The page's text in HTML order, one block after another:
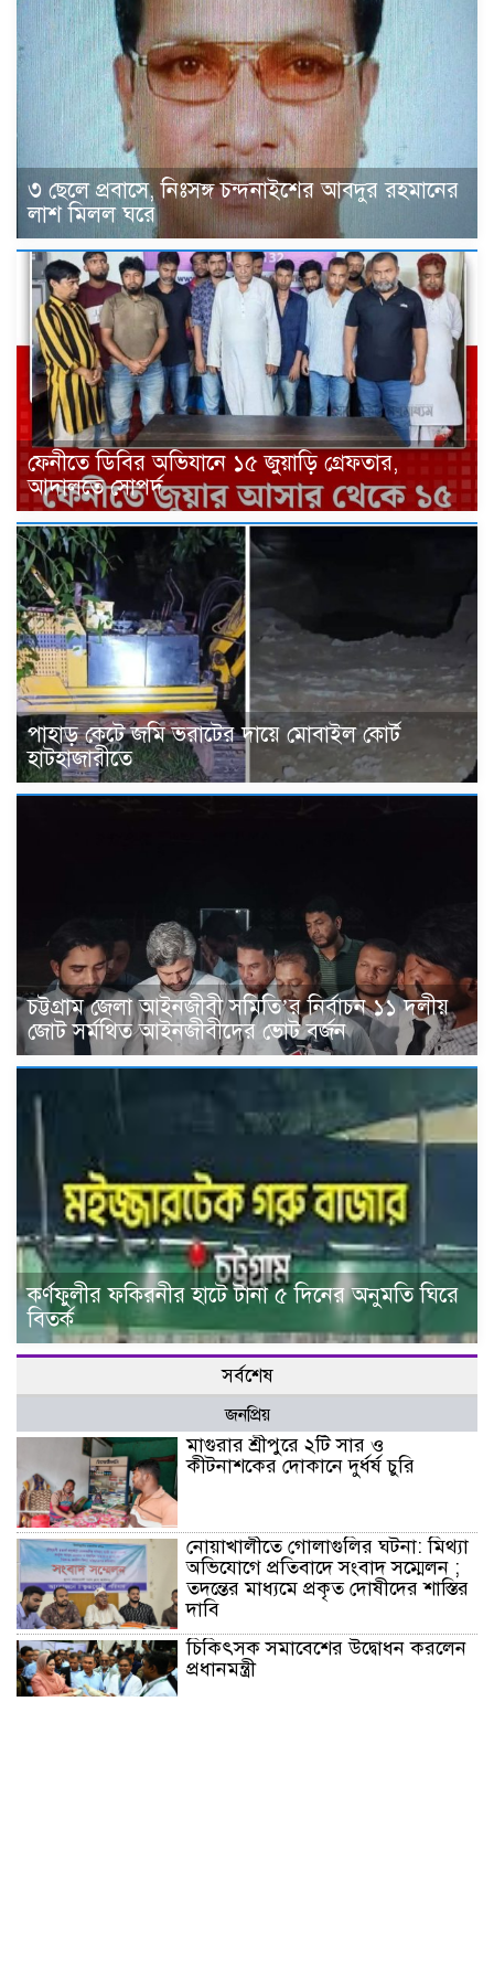
৩ ছেলে প্রবাসে, নিঃসঙ্গ চন্দনাইশের আবদুর রহমানের
লাশ মিলল ঘরে
ফেনীতে ডিবির অভিযানে ১৫ জুয়াড়ি গ্রেফতার,
আদালতে সোপর্দ
পাহাড় কেটে জমি ভরাটের দায়ে মোবাইল কোর্ট
হাটহাজারীতে
চট্টগ্রাম জেলা আইনজীবী সমিতি’র নির্বাচন ১১ দলীয়
জোট সর্মথিত আইনজীবীদের ভোট বর্জন
কর্ণফুলীর ফকিরনীর হাটে টানা ৫ দিনের অনুমতি ঘিরে
বিতর্ক
সর্বশেষ
জনপ্রিয়
মাগুরার শ্রীপুরে ২টি সার ও
কীটনাশকের দোকানে দুর্ধর্ষ চুরি
নোয়াখালীতে গোলাগুলির ঘটনা: মিথ্যা
অভিযোগে প্রতিবাদে সংবাদ সম্মেলন ;
তদন্তের মাধ্যমে প্রকৃত দোষীদের শাস্তির
দাবি
চিকিৎসক সমাবেশের উদ্বোধন করলেন
প্রধানমন্ত্রী